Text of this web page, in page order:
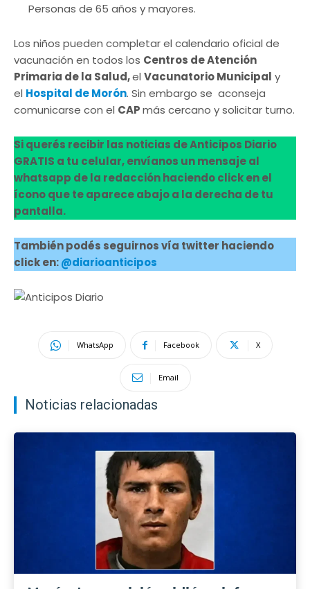
Personas de 65 años y mayores.
Los niños pueden completar el calendario oficial de
vacunación en todos los Centros de Atención
Primaria de la Salud,el Vacunatorio Municipal y
el Hospital de Morón. Sin embargo se aconseja
comunicarse con el CAPmás cercano y solicitar turno.
Si querés recibir las noticias de Anticipos Diario
GRATIS a tu celular, envíanos un mensaje al
whatsapp de la redacción haciendo click en el
ícono que te aparece abajo a la derecha de tu
pantalla.
También podés seguirnos vía twitter haciendo
click en:@diarioanticipos
WhatsApp Facebook X
Email
Noticias relacionadas